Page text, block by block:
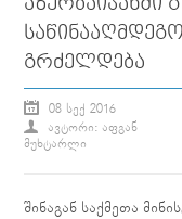
ᲒᲠᲫᲔᲚᲓᲔᲑᲐ
08 ᲡᲔᲥ 2016
ᲐᲕᲢᲝᲠᲘ: ᲐᲤᲒᲐᲜ
ᲛᲣᲮᲢᲐᲠᲚᲘ
შინაგან საქმეთა